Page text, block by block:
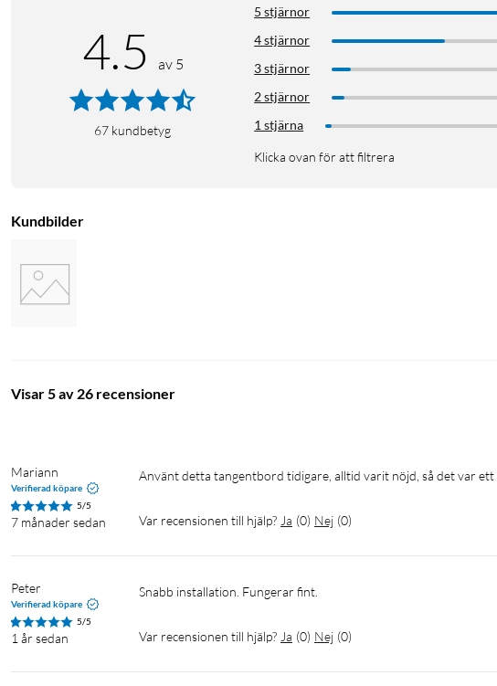
Hemmakontor
4.5 av 5
67 kundbetyg
5 stjärnor
4 stjärnor
3 stjärnor
2 stjärnor
1 stjärna
Klicka ovan för att filtrera
Kundbilder
Visar 5 av 26 recensioner
Mariann
Verifierad köpare
5/5
7 månader sedan
Använt detta tangentbord tidigare, alltid varit nöjd, så det var ett
Var recensionen till hjälp? Ja (0) Nej (0)
Peter
Verifierad köpare
5/5
1 år sedan
Snabb installation. Fungerar fint.
Var recensionen till hjälp? Ja (0) Nej (0)